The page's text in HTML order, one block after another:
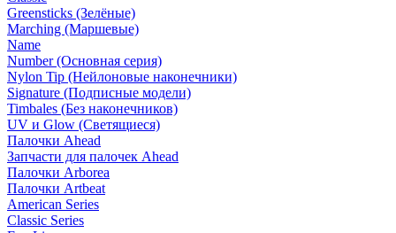
Greensticks (Зелёные)
Marching (Маршевые)
Name
Number (Основная серия)
Nylon Tip (Нейлоновые наконечники)
Signature (Подписные модели)
Timbales (Без наконечников)
UV и Glow (Светящиеся)
Палочки Ahead
Запчасти для палочек Ahead
Палочки Arborea
Палочки Artbeat
American Series
Classic Series